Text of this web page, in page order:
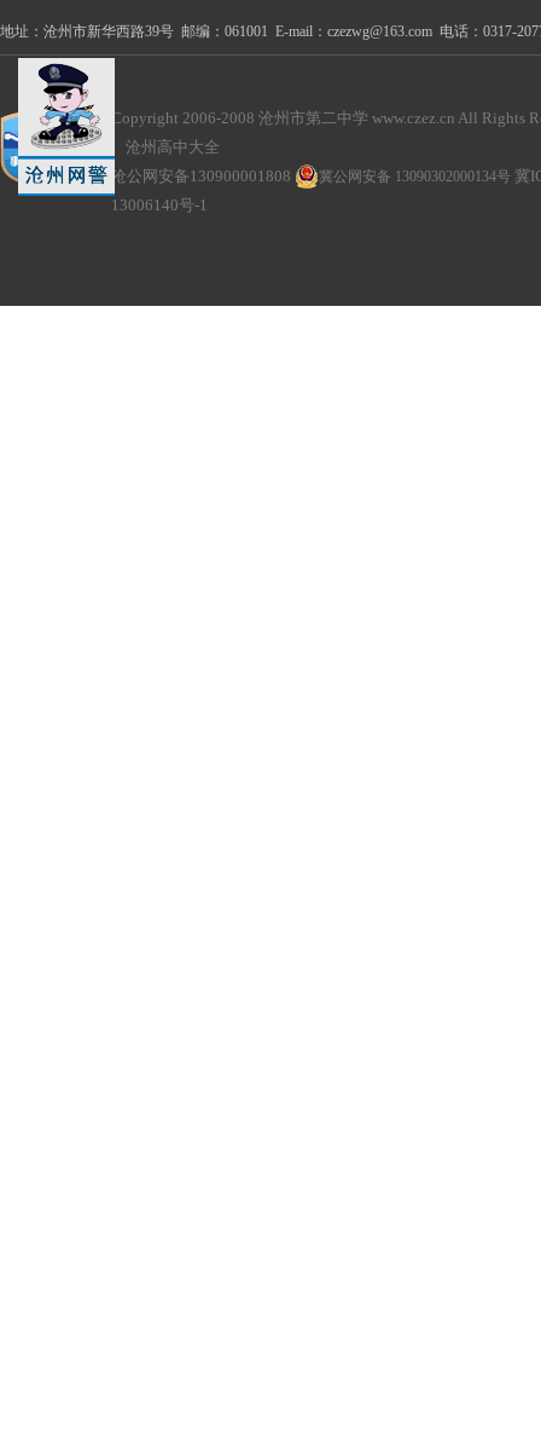
地址：沧州市新华西路39号 邮编：061001 E-mail：czezwg@163.com 电话：0317-
Copyright 2006-2008 沧州市第二中学 www.czez.cn All Rights
沧州高中大全
沧公网安备130900001808
冀公网安备 13090302000134号 冀
13006140号-1